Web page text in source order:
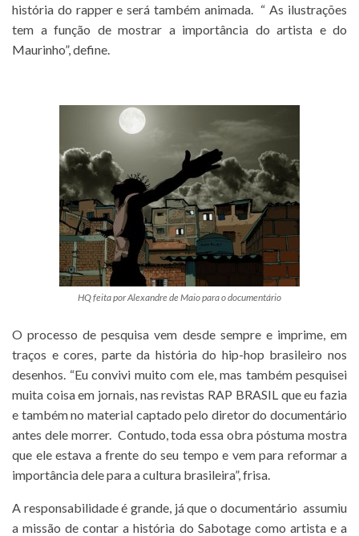
história do rapper e será também animada. “ As ilustrações
tem a função de mostrar a importância do artista e do
Maurinho”, define.
HQ feita por Alexandre de Maio para o documentário
O processo de pesquisa vem desde sempre e imprime, em
traços e cores, parte da história do hip-hop brasileiro nos
desenhos. “Eu convivi muito com ele, mas também pesquisei
muita coisa em jornais, nas revistas RAP BRASIL que eu fazia
e também no material captado pelo diretor do documentário
antes dele morrer. Contudo, toda essa obra póstuma mostra
que ele estava a frente do seu tempo e vem para reformar a
importância dele para a cultura brasileira”, frisa.
A responsabilidade é grande, já que o documentário assumiu
a missão de contar a história do Sabotage como artista e a